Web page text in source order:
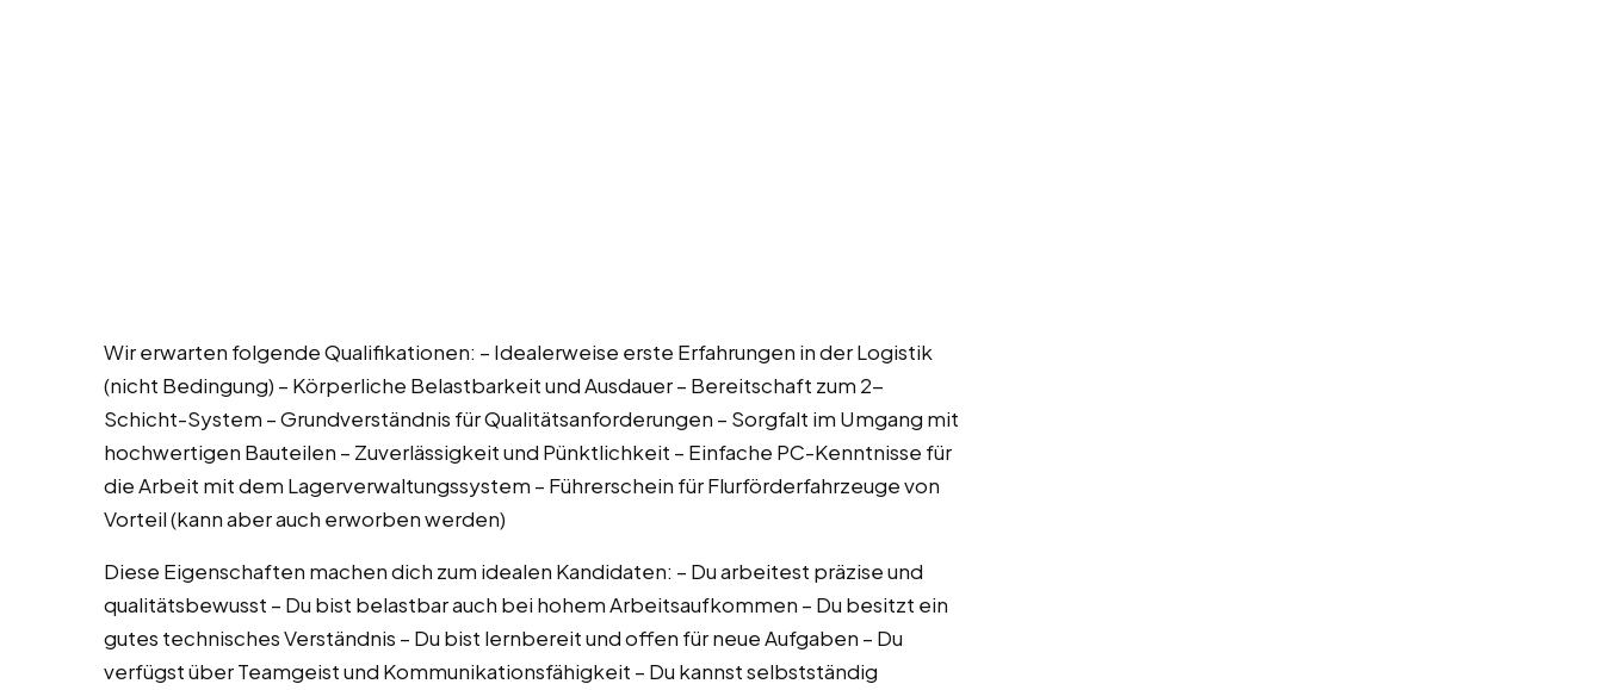
Wir erwarten folgende Qualifikationen: – Idealerweise erste Erfahrungen in der Logistik
(nicht Bedingung) – Körperliche Belastbarkeit und Ausdauer – Bereitschaft zum 2-
Schicht-System – Grundverständnis für Qualitätsanforderungen – Sorgfalt im Umgang mit
hochwertigen Bauteilen – Zuverlässigkeit und Pünktlichkeit – Einfache PC-Kenntnisse für
die Arbeit mit dem Lagerverwaltungssystem – Führerschein für Flurförderfahrzeuge von
Vorteil (kann aber auch erworben werden)
Diese Eigenschaften machen dich zum idealen Kandidaten: – Du arbeitest präzise und
qualitätsbewusst – Du bist belastbar auch bei hohem Arbeitsaufkommen – Du besitzt ein
gutes technisches Verständnis – Du bist lernbereit und offen für neue Aufgaben – Du
verfügst über Teamgeist und Kommunikationsfähigkeit – Du kannst selbstständig